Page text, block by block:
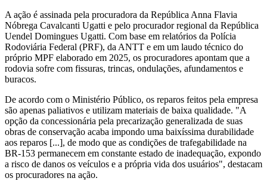
A ação é assinada pela procuradora da República Anna Flavia
Nóbrega Cavalcanti Ugatti e pelo procurador regional da República
Uendel Domingues Ugatti. Com base em relatórios da Polícia
Rodoviária Federal (PRF), da ANTT e em um laudo técnico do
próprio MPF elaborado em 2025, os procuradores apontam que a
rodovia sofre com fissuras, trincas, ondulações, afundamentos e
buracos.
De acordo com o Ministério Público, os reparos feitos pela empresa
são apenas paliativos e utilizam materiais de baixa qualidade. "A
opção da concessionária pela precarização generalizada de suas
obras de conservação acaba impondo uma baixíssima durabilidade
aos reparos [...], de modo que as condições de trafegabilidade na
BR-153 permanecem em constante estado de inadequação, expondo
a risco de danos os veículos e a própria vida dos usuários", destacam
os procuradores na ação.